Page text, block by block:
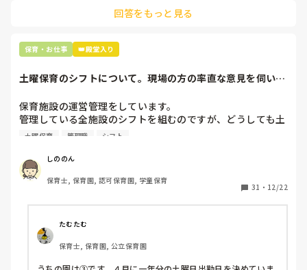
最後の職場にしようと思っていましたが
辞めることは逃げ、と、過去辞めた人も何年も言われ続けて
います
回答をもっと見る
保育・お仕事 👑殿堂入り
土曜保育のシフトについて。現場の方の率直な意見を伺いた
保育施設の運営管理をしています。
管理している全施設のシフトを組むのですが、どうしても土
曜保育だけは入れる方が少なく、いつも苦労しています。
て入職しているはずですが、いざ勤務が始まると一日も土曜
出勤が出来ない方ばかりです。
①土曜日の希望休は2日まで、と制限をかける
②毎月、必ず土曜保育に入ることのできる日を1日だけピッ
クアップしてもらう
③仮シフトが出た時、土曜出勤が難しければ自身で代わりの
人を交渉して見つけてもらう
土曜保育 管理職 シフト
しののん
保育士, 保育園, 認可保育園, 学童保育
31 ・ 12/22
たむたむ
保育士, 保育園, 公立保育園